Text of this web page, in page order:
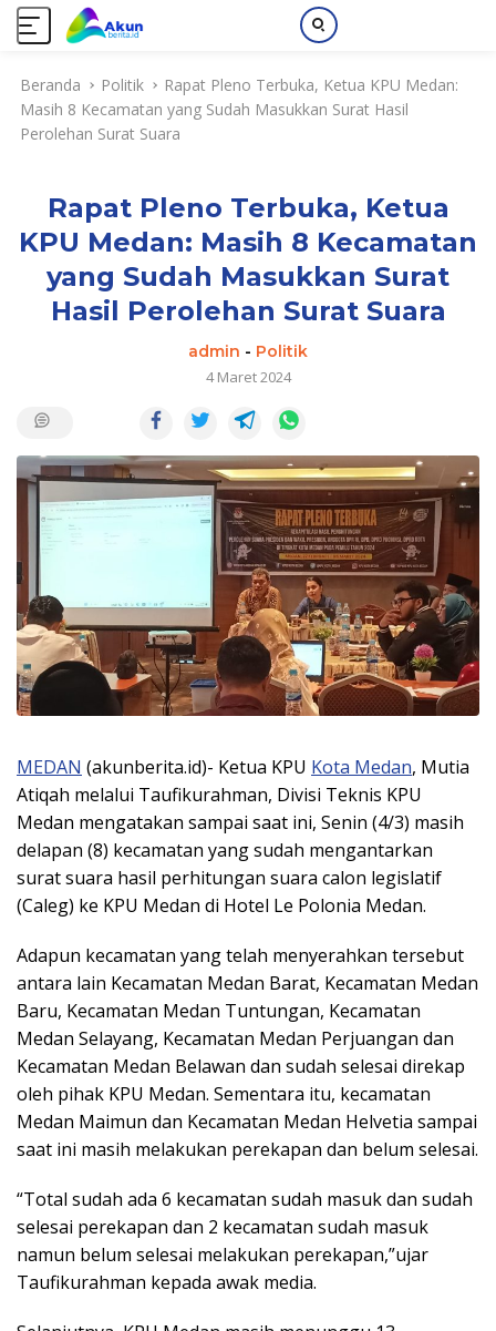
Beranda Politik
Rapat Pleno Terbuka, Ketua KPU Medan:
Masih 8 Kecamatan yang Sudah Masukkan Surat Hasil
Perolehan Surat Suara
Rapat Pleno Terbuka, Ketua
KPU Medan: Masih 8 Kecamatan
yang Sudah Masukkan Surat
Hasil Perolehan Surat Suara
admin - Politik
4 Maret 2024
MEDAN (akunberita.id)- Ketua KPU Kota Medan, Mutia
Atiqah melalui Taufikurahman, Divisi Teknis KPU
Medan mengatakan sampai saat ini, Senin (4/3) masih
delapan (8) kecamatan yang sudah mengantarkan
surat suara hasil perhitungan suara calon legislatif
(Caleg) ke KPU Medan di Hotel Le Polonia Medan.
Adapun kecamatan yang telah menyerahkan tersebut
antara lain Kecamatan Medan Barat, Kecamatan Medan
Baru, Kecamatan Medan Tuntungan, Kecamatan
Medan Selayang, Kecamatan Medan Perjuangan dan
Kecamatan Medan Belawan dan sudah selesai direkap
oleh pihak KPU Medan. Sementara itu, kecamatan
Medan Maimun dan Kecamatan Medan Helvetia sampai
saat ini masih melakukan perekapan dan belum selesai.
“Total sudah ada 6 kecamatan sudah masuk dan sudah
selesai perekapan dan 2 kecamatan sudah masuk
namun belum selesai melakukan perekapan,”ujar
Taufikurahman kepada awak media.